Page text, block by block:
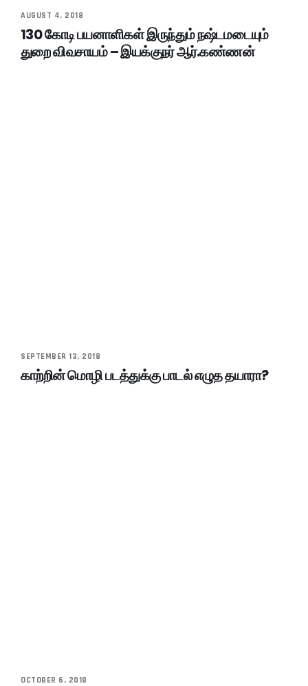
AUGUST 4, 2018
130 கோடி பயனாளிகள் இருந்தும் நஷ்டமடையும்
துறை விவசாயம் – இயக்குநர் ஆர்.கண்ணன்
SEPTEMBER 13, 2018
காற்றின் மொழி படத்துக்கு பாடல் எழுத தயாரா?
OCTOBER 6, 2018